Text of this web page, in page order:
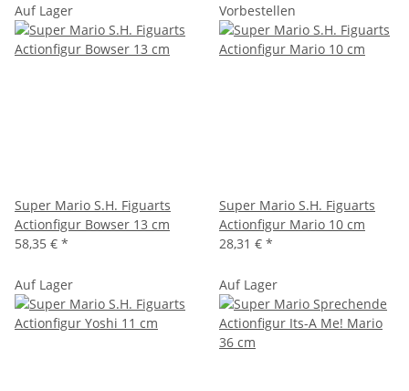
Auf Lager
Super Mario S.H. Figuarts
Actionfigur Bowser 13 cm
58,35 € *
Vorbestellen
Super Mario S.H. Figuarts
Actionfigur Mario 10 cm
28,31 € *
Auf Lager Auf Lager